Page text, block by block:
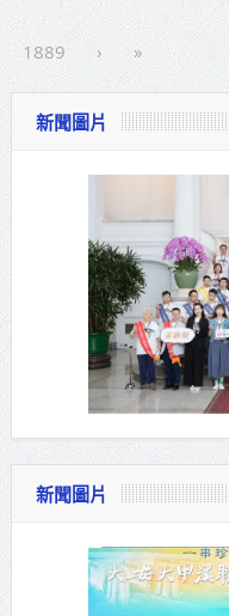
1889
› »
新聞圖片
新聞圖片